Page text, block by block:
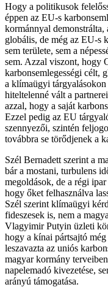
Hogy a politikusok
éppen az EU-s
kormánnyal demonstrálta,
globális, de még az EU-s
sem területe, sem a
sem. Azzal viszont, hogy
karbonsemlegességi célt,
a klímaügyi
hiteltelenné vált a
azzal, hogy a saját
Ezzel pedig az EU
szennyezői, szintén
továbbra se törődjenek a
Szél Bernadett szerint a
bár a mostani, turbulens
megoldások, de a régi
hogy őket felhasználva
Szél szerint klímaügyi
fideszesek is, nem a
Vlagyimir Putyin üzleti
hogy a kínai pártsajtó
leszavazta az uniós
magyar kormány
napelemadó kivezetése,
arányú támogatása.